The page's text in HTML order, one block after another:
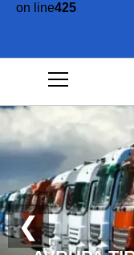
on line425
YURTDIŞI
❮